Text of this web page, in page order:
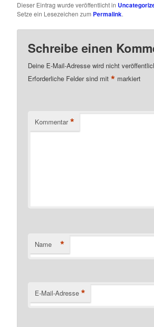
Dieser Eintrag wurde veröffentlicht in
Setze ein Lesezeichen zum Permalink.
Schreibe einen
Deine E-Mail-Adresse wird nicht
Erforderliche Felder sind mit* markiert
Kommentar *
Name *
E-Mail-Adresse *